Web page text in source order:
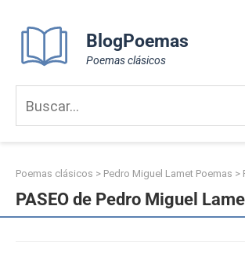
content
BlogPoemas
Poemas clásicos
Poemas clásicos > Pedro Miguel Lamet Poemas >
PASEO de Pedro Miguel